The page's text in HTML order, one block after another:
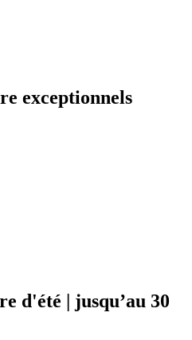
exceptionnels
d'été | jusqu’au 30